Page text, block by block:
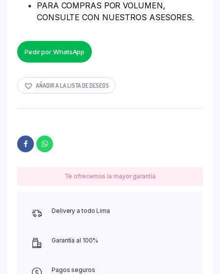
PARA COMPRAS POR VOLUMEN,
CONSULTE CON NUESTROS ASESORES.
Pedir por WhatsApp
AÑADIR A LA LISTA DE DESEOS
Te ofrecemos la mayor garantía
Delivery a todo Lima
Garantía al 100%
Pagos seguros